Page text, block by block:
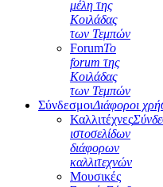
μέλη της
Κοιλάδας
των Τεμπών
ForumΤο
forum της
Κοιλάδας
των Τεμπών
ΣύνδεσμοιΔιάφοροι
Καλλιτέχνες
ιστοσελίδων
διάφορων
καλλιτεχνών
Μουσικές